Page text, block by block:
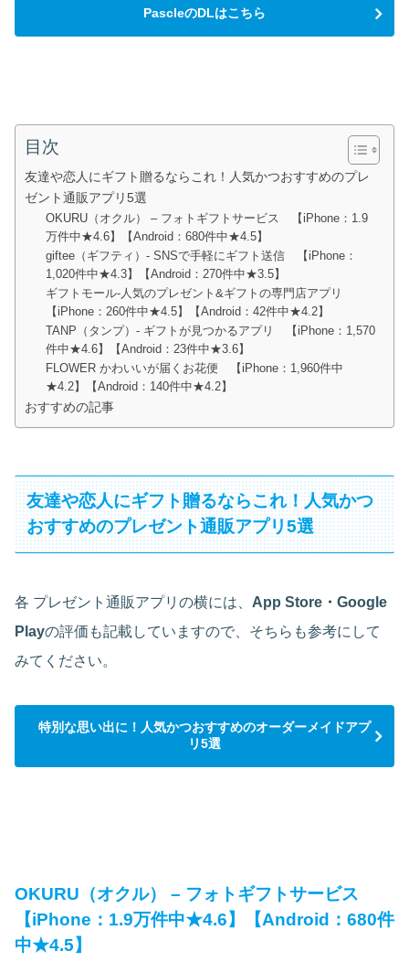
PascleのDLはこちら
目次
友達や恋人にギフト贈るならこれ！人気かつおすすめのプレ
ゼント通販アプリ5選
OKURU（オクル） – フォトギフトサービス 【iPhone：1.9
万件中★4.6】【Android：680件中★4.5】
giftee（ギフティ）- SNSで手軽にギフト送信 【iPhone：
1,020件中★4.3】【Android：270件中★3.5】
ギフトモール-人気のプレゼント&ギフトの専門店アプリ
【iPhone：260件中★4.5】【Android：42件中★4.2】
TANP（タンプ）- ギフトが見つかるアプリ 【iPhone：1,570
件中★4.6】【Android：23件中★3.6】
FLOWER かわいいが届くお花便 【iPhone：1,960件中
★4.2】【Android：140件中★4.2】
おすすめの記事
友達や恋人にギフト贈るならこれ！人気かつ
おすすめのプレゼント通販アプリ5選
各 プレゼント通販アプリの横には、 App Store・Google
Playの評価も記載していますので、そちらも参考にして
みてください。
特別な思い出に！人気かつおすすめのオーダーメイドアプ
リ5選
OKURU（オクル） – フォトギフトサービス
【iPhone：1.9万件中★4.6】【Android：680件
中★4.5】